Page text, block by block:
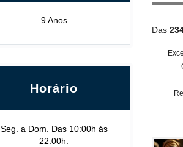
9 Anos
Horário
Seg. a Dom. Das 10:00h ás
22:00h.
Das